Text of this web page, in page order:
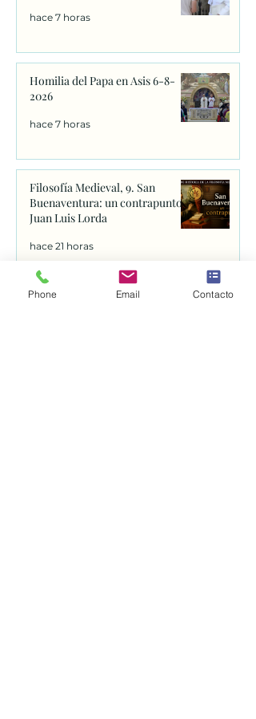
hace 7 horas
Homilia del Papa en Asis 6-8-
2026
hace 7 horas
Filosofía Medieval, 9. San
Buenaventura: un contrapunto.
Juan Luis Lorda
hace 21 horas
¿Quiénes fueron Loaísa y Elcano
Phone Email Contacto